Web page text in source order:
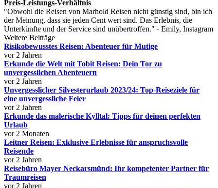
Preis-Leistungs-Verhältnis
"Obwohl die Reisen von Marhold Reisen nicht günstig sind, bin ich
der Meinung, dass sie jeden Cent wert sind. Das Erlebnis, die
Unterkünfte und der Service sind unübertroffen." - Emily, Instagram
Weitere Beiträge
Risikobewusstes Reisen: Abenteuer für Mutige
vor 2 Jahren
Erkunde die Welt mit Tobit Reisen: Dein Tor zu
unvergesslichen Abenteuern
vor 2 Jahren
Unvergesslicher Silvesterurlaub 2023/24: Top-Reiseziele für
eine unvergessliche Feier
vor 2 Jahren
Erkunde das malerische Kylltal: Tipps für deinen perfekten
Urlaub
vor 2 Monaten
Leitner Reisen: Exklusive Erlebnisse für anspruchsvolle
Reisende
vor 2 Jahren
Reisebüro Mayer Neckarsmünd: Ihr kompetenter Partner für
Traumreisen
vor 2 Jahren